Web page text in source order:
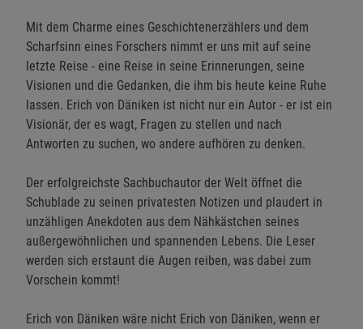
Mit dem Charme eines Geschichtenerzählers und dem
Scharfsinn eines Forschers nimmt er uns mit auf seine
letzte Reise - eine Reise in seine Erinnerungen, seine
Visionen und die Gedanken, die ihm bis heute keine Ruhe
lassen. Erich von Däniken ist nicht nur ein Autor - er ist ein
Visionär, der es wagt, Fragen zu stellen und nach
Antworten zu suchen, wo andere aufhören zu denken.
Der erfolgreichste Sachbuchautor der Welt öffnet die
Schublade zu seinen privatesten Notizen und plaudert in
unzähligen Anekdoten aus dem Nähkästchen seines
außergewöhnlichen und spannenden Lebens. Die Leser
werden sich erstaunt die Augen reiben, was dabei zum
Vorschein kommt!
Erich von Däniken wäre nicht Erich von Däniken, wenn er